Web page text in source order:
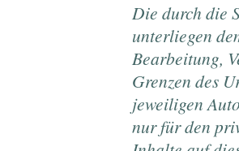
Die durch die
unterliegen
Bearbeitung,
Grenzen des
jeweiligen
nur für den